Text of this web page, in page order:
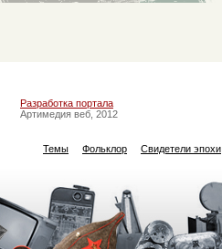
Разработка портала
Артимедия веб, 2012
Темы Фольклор Свидетели эпохи